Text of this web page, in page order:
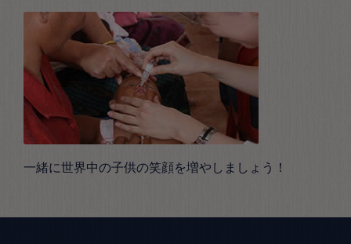
一緒に世界中の子供の笑顔を増やしましょう！